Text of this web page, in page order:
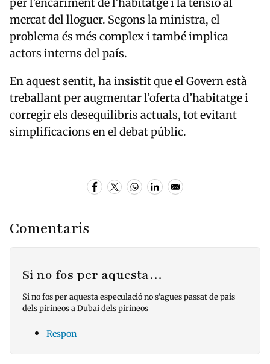
mercat del lloguer. Segons la ministra, el
problema és més complex i també implica
actors interns del país.
En aquest sentit, ha insistit que el Govern està
treballant per augmentar l’oferta d’habitatge i
corregir els desequilibris actuals, tot evitant
simplificacions en el debat públic.
Comentaris
Si no fos per aquesta…
Si no fos per aquesta especulació no s'agues passat de pais
dels pirineos a Dubai dels pirineos
Respon